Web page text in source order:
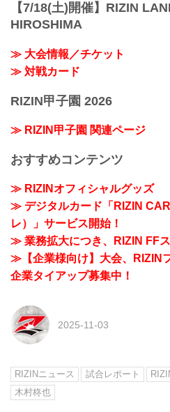
【7/18(土)開催】RIZIN
HIROSHIMA
≫ 大会情報／チケット
≫ 対戦カード
RIZIN甲子園 2026
≫ RIZIN甲子園 関連ページ
おすすめコンテンツ
≫ RIZINオフィシャルグッズ
≫ デジタルカード「RIZIN
レ）」サービス開始！
≫ 業務拡大につき、RIZIN FFス
≫【企業様向け】大会、RIZIN
企業タイアップ募集中！
2025-11-03
RIZINニュース 試合レポート
木村柊也